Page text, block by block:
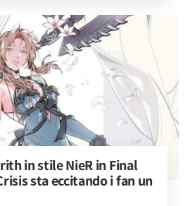
in stile NieR in Final
sta eccitando i fan un